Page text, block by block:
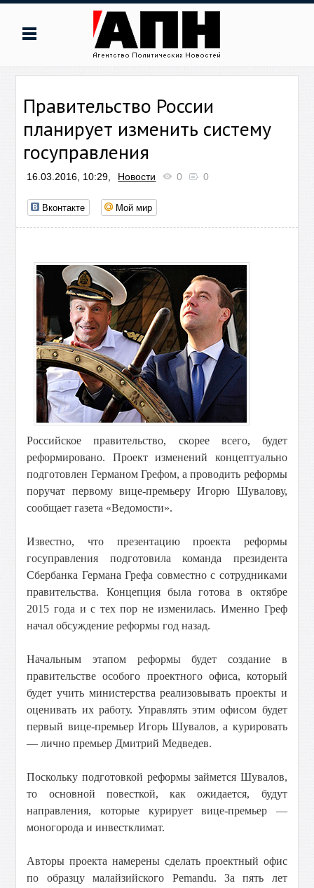
Правительство России
планирует изменить систему
госуправления
16.03.2016, 10:29, Новости 0 0
Вконтакте Мой мир
Российское правительство, скорее всего, будет
реформировано. Проект изменений концептуально
подготовлен Германом Грефом, а проводить реформы
поручат первому вице-премьеру Игорю Шувалову,
сообщает газета «Ведомости».
Известно, что презентацию проекта реформы
госуправления подготовила команда президента
Сбербанка Германа Грефа совместно с сотрудниками
правительства. Концепция была готова в октябре
2015 года и с тех пор не изменилась. Именно Греф
начал обсуждение реформы год назад.
Начальным этапом реформы будет создание в
правительстве особого проектного офиса, который
будет учить министерства реализовывать проекты и
оценивать их работу. Управлять этим офисом будет
первый вице-премьер Игорь Шувалов, а курировать
— лично премьер Дмитрий Медведев.
Поскольку подготовкой реформы займется Шувалов,
то основной повесткой, как ожидается, будут
направления, которые курирует вице-премьер —
моногорода и инвестклимат.
Авторы проекта намерены сделать проектный офис
по образцу малайзийского Pemandu. За пять лет